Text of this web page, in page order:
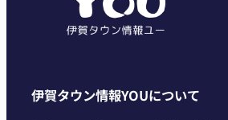
伊賀タウン情報YOUについて